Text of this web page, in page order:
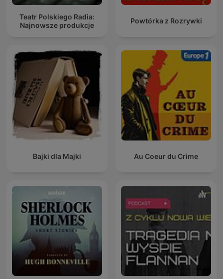
Teatr Polskiego Radia:
Najnowsze produkcje
Powtórka z Rozrywki
Bajki dla Majki Au Coeur du Crime